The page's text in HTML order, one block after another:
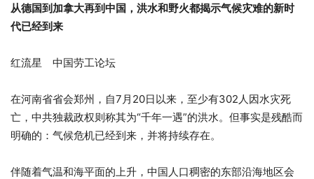
从德国到加拿大再到中国，洪水和野火都揭示气候灾难的新时
代已经到来
红流星 中国劳工论坛
在河南省省会郑州，自7月20日以来，至少有302人因水灾死
亡，中共独裁政权则称其为“千年一遇”的洪水。但事实是残酷而
明确的：气候危机已经到来，并将持续存在。
伴随着气温和海平面的上升，中国人口稠密的东部沿海地区会